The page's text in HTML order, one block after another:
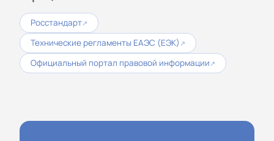
Росстандарт↗
Технические регламенты ЕАЭС (ЕЭК) ↗
Официальный портал правовой информации ↗